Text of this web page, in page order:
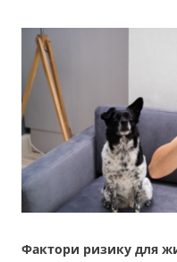
Фактори ризику для